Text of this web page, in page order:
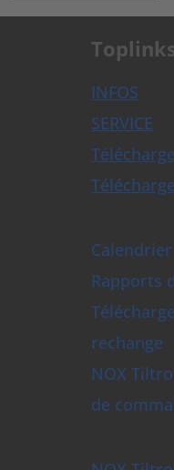
INFOS
SERVICE
Rapports
rechange
NOX
de